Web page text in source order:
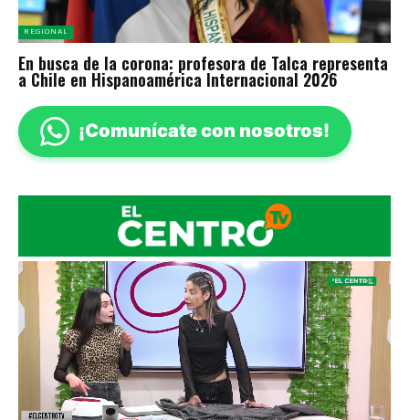
REGIONAL
En busca de la corona: profesora de Talca representa
a Chile en Hispanoamérica Internacional 2026
¡Comunícate con nosotros!